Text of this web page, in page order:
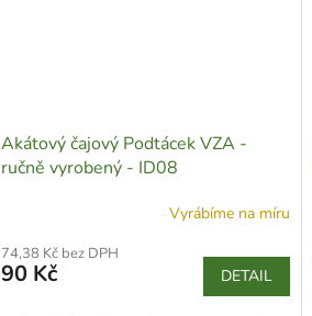
Akátový čajový Podtácek VZA -
ručně vyrobený - ID08
Vyrábíme na míru
74,38 Kč bez DPH
90 Kč DETAIL